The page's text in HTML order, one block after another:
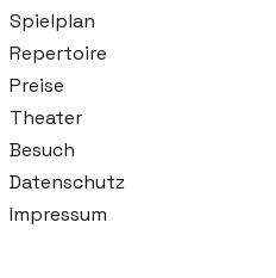
Spielplan
Repertoire
Preise
Theater
Besuch
Datenschutz
Impressum